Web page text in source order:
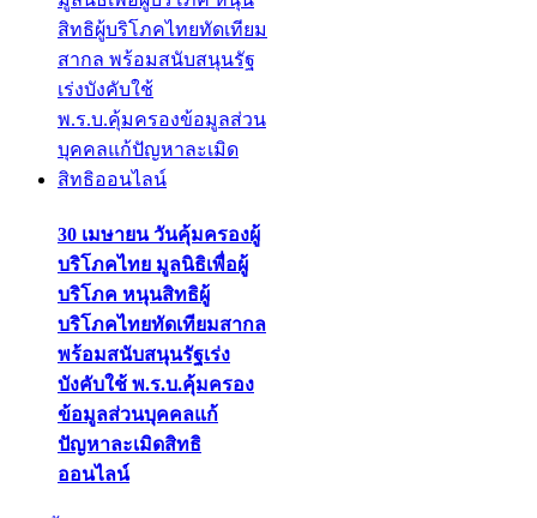
30 เมษายน วันคุ้มครองผู้
บริโภคไทย มูลนิธิเพื่อผู้
บริโภค หนุนสิทธิผู้
บริโภคไทยทัดเทียมสากล
พร้อมสนับสนุนรัฐเร่ง
บังคับใช้ พ.ร.บ.คุ้มครอง
ข้อมูลส่วนบุคคลแก้
ปัญหาละเมิดสิทธิ
ออนไลน์